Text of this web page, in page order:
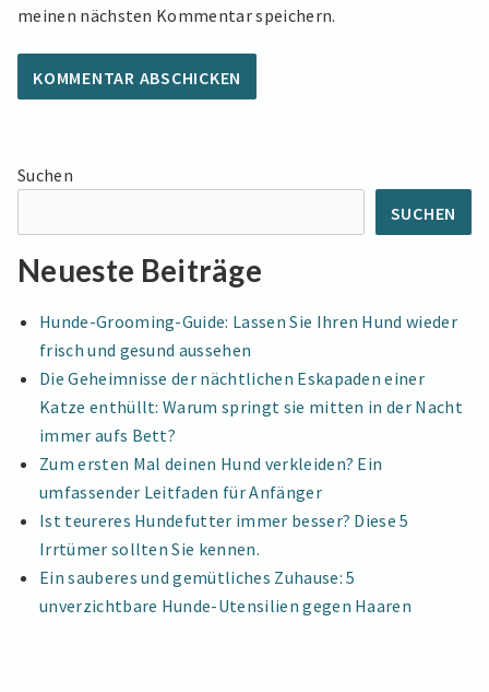
meinen nächsten Kommentar speichern.
Suchen
SUCHEN
Neueste Beiträge
Hunde-Grooming-Guide: Lassen Sie Ihren Hund wieder
frisch und gesund aussehen
Die Geheimnisse der nächtlichen Eskapaden einer
Katze enthüllt: Warum springt sie mitten in der Nacht
immer aufs Bett?
Zum ersten Mal deinen Hund verkleiden? Ein
umfassender Leitfaden für Anfänger
Ist teureres Hundefutter immer besser? Diese 5
Irrtümer sollten Sie kennen.
Ein sauberes und gemütliches Zuhause: 5
unverzichtbare Hunde-Utensilien gegen Haaren